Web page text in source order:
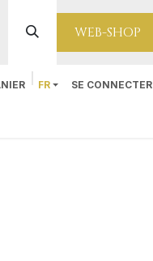
WEB-SHOP
FR SE CONNECTER